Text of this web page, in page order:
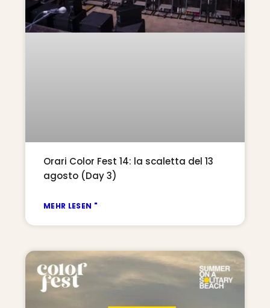
Orari Color Fest 14: la scaletta del 13
agosto (Day 3)
MEHR LESEN "